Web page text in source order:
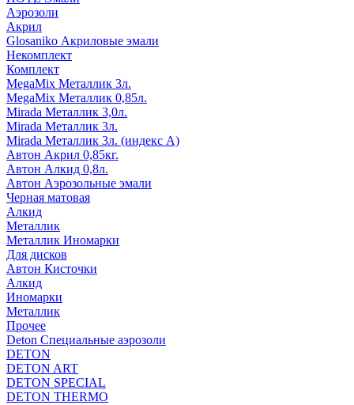
Аэрозоли
Акрил
Glosaniko Акриловые эмали
Некомплект
Комплект
MegaMix Металлик 3л.
MegaMix Металлик 0,85л.
Mirada Металлик 3,0л.
Mirada Металлик 3л.
Mirada Металлик 3л. (индекс А)
Автон Акрил 0,85кг.
Автон Алкид 0,8л.
Автон Аэрозольные эмали
Черная матовая
Алкид
Металлик
Металлик Иномарки
Для дисков
Автон Кисточки
Алкид
Иномарки
Металлик
Прочее
Deton Специальные аэрозоли
DETON
DETON ART
DETON SPECIAL
DETON THERMO